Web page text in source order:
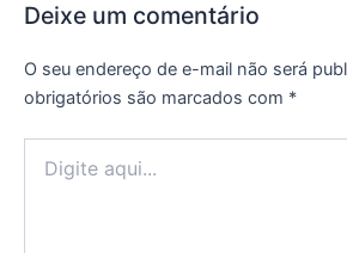
Deixe um comentário
O seu endereço de e-mail não será
obrigatórios são marcados com *
aqui...